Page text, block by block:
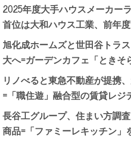
2025年度大手ハウスメーカー
首位は大和ハウス工業、前年
旭化成ホームズと世田谷トラ
大へ=ガーデンカフェ「ときそ
リノべると東急不動産が提携
=「職住遊」融合型の賃貸レジ
長谷工グループ、住まい方調
商品=「ファミーレキッチン」